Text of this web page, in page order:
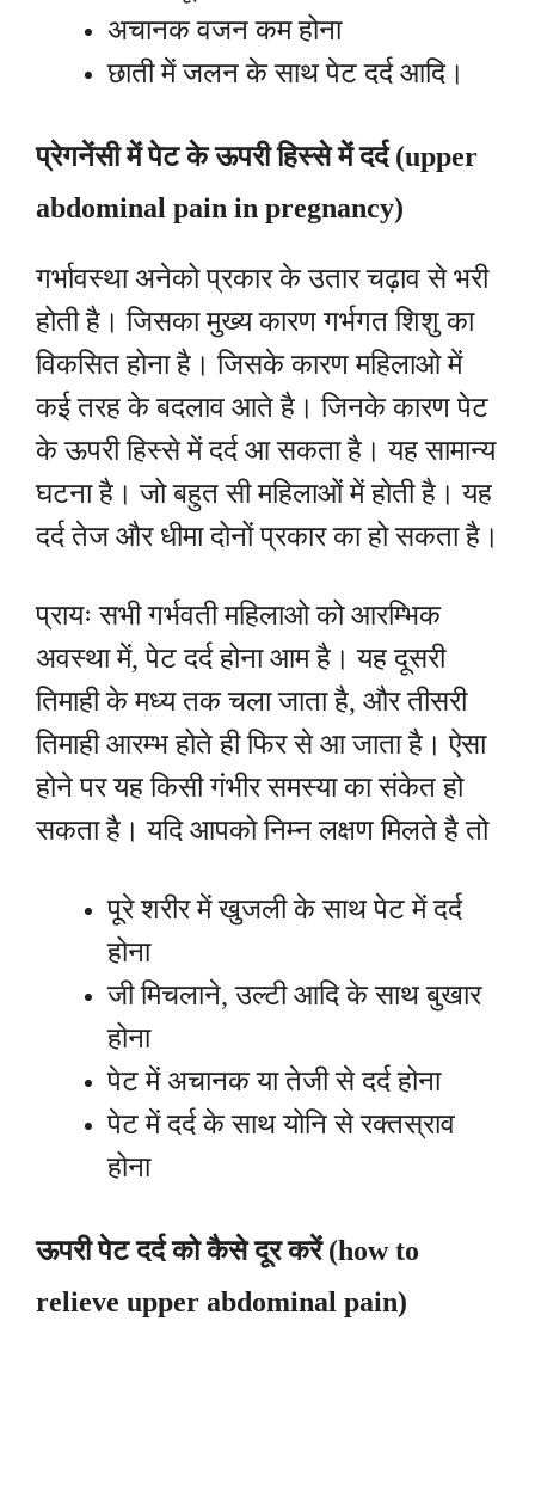
अचानक वजन कम होना
छाती में जलन के साथ पेट दर्द आदि।
प्रेगनेंसी में पेट के ऊपरी हिस्से में दर्द (upper
abdominal pain in pregnancy)
गर्भावस्था अनेको प्रकार के उतार चढ़ाव से भरी
होती है। जिसका मुख्य कारण गर्भगत शिशु का
विकसित होना है। जिसके कारण महिलाओ में
कई तरह के बदलाव आते है। जिनके कारण पेट
के ऊपरी हिस्से में दर्द आ सकता है। यह सामान्य
घटना है। जो बहुत सी महिलाओं में होती है। यह
दर्द तेज और धीमा दोनों प्रकार का हो सकता है।
प्रायः सभी गर्भवती महिलाओ को आरम्भिक
अवस्था में, पेट दर्द होना आम है। यह दूसरी
तिमाही के मध्य तक चला जाता है, और तीसरी
तिमाही आरम्भ होते ही फिर से आ जाता है। ऐसा
होने पर यह किसी गंभीर समस्या का संकेत हो
सकता है। यदि आपको निम्न लक्षण मिलते है तो
पूरे शरीर में खुजली के साथ पेट में दर्द
होना
जी मिचलाने, उल्टी आदि के साथ बुखार
होना
पेट में अचानक या तेजी से दर्द होना
पेट में दर्द के साथ योनि से रक्तस्राव
होना
ऊपरी पेट दर्द को कैसे दूर करें (how to
relieve upper abdominal pain)